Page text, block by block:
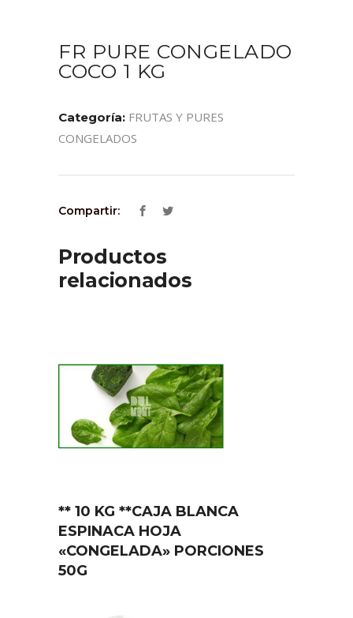
FR PURE CONGELADO
COCO 1 KG
Categoría: FRUTAS Y PURES
CONGELADOS
Compartir:
Productos
relacionados
** 10 KG **CAJA BLANCA
ESPINACA HOJA
«CONGELADA» PORCIONES
50G